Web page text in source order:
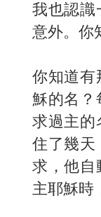
我也認識
意外。你
你知道有
穌的名？
求過主的
住了幾天
求，他自
主耶穌時